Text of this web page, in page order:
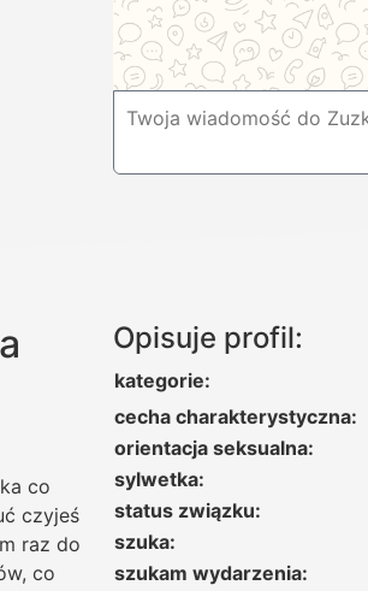
co
czyjeś
raz do
co
Opisuje profil:
kategorie:
cecha charakterystyczna:
orientacja seksualna:
sylwetka:
status związku:
szuka:
szukam wydarzenia: